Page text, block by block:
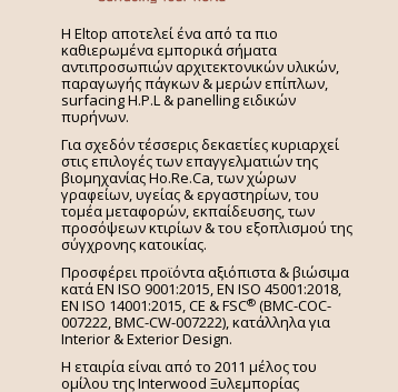
H Eltop αποτελεί ένα από τα πιο
καθιερωμένα εμπορικά σήματα
αντιπροσωπιών αρχιτεκτονικών υλικών,
παραγωγής πάγκων & μερών επίπλων,
surfacing H.P.L & panelling ειδικών
πυρήνων.
Για σχεδόν τέσσερις δεκαετίες κυριαρχεί
στις επιλογές των επαγγελματιών της
βιομηχανίας Ho.Re.Ca, των χώρων
γραφείων, υγείας & εργαστηρίων, του
τομέα μεταφορών, εκπαίδευσης, των
προσόψεων κτιρίων & του εξοπλισμού της
σύγχρονης κατοικίας.
Προσφέρει προϊόντα αξιόπιστα & βιώσιμα
κατά EN ISO 9001:2015, EN ISO 45001:2018,
EN ISO 14001:2015,CE & FSC® (BMC-COC-
007222, BMC-CW-007222), κατάλληλα για
Interior & Exterior Design.
Η εταιρία είναι από το 2011 μέλος του
ομίλου της Interwood Ξυλεμπορίας